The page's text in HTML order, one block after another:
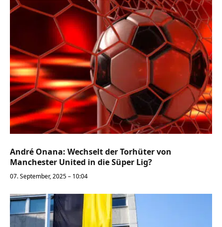
André Onana: Wechselt der Torhüter von
Manchester United in die Süper Lig?
07. September, 2025 – 10:04